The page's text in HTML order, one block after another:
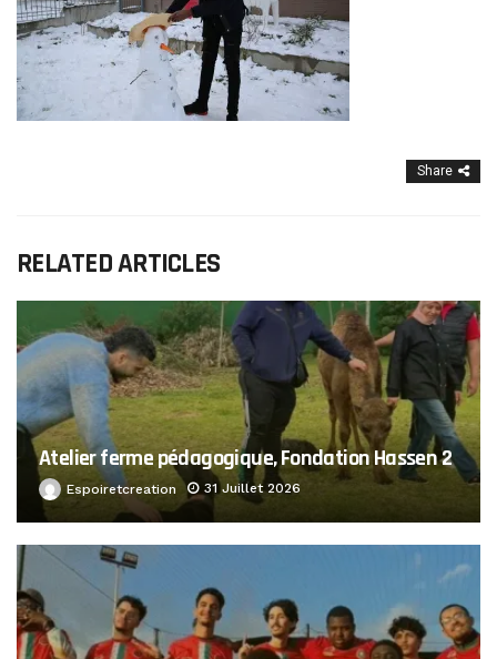
Share
RELATED ARTICLES
Atelier ferme pédagogique, Fondation Hassen 2
Espoiretcreation 31 Juillet 2026